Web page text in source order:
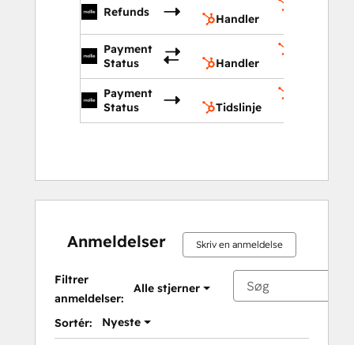
Refunds
Handler
Payment
Status
Handler
Payment
Status
Tidslinje
Anmeldelser Skriv en anmeldelse
Filtrer
anmeldelser:
Alle stjerner
Sortér: Nyeste